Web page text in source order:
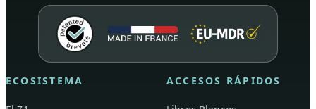
ECOSISTEMA ACCESOS RÁPIDOS